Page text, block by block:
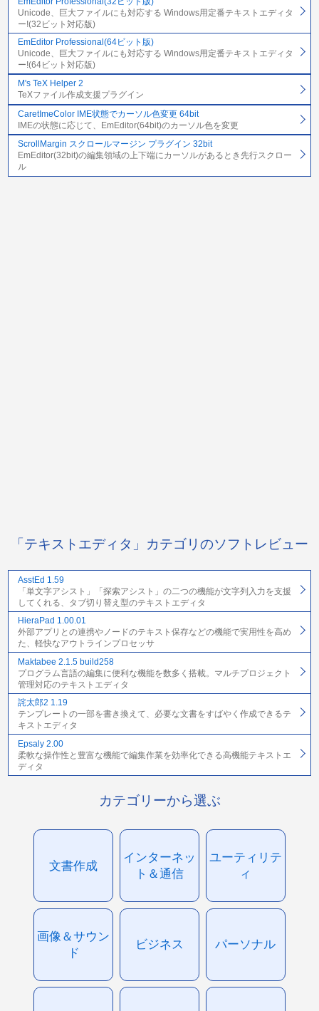
Unicode、巨大ファイルにも対応する Windows用定番テキストエディタ
ー!(32ビット対応版)
EmEditor Professional(64ビット版)
Unicode、巨大ファイルにも対応する Windows用定番テキストエディタ
ー!(64ビット対応版)
M's TeX Helper 2
TeXファイル作成支援プラグイン
CaretImeColor IME状態でカーソル色変更 64bit
IMEの状態に応じて、EmEditor(64bit)のカーソル色を変更
ScrollMargin スクロールマージン プラグイン 32bit
EmEditor(32bit)の編集領域の上下端にカーソルがあるとき先行スクロー
ル
「テキストエディタ」カテゴリのソフトレビュー
AsstEd 1.59
「単文字アシスト」「探索アシスト」の二つの機能が文字列入力を支援
してくれる、タブ切り替え型のテキストエディタ
HieraPad 1.00.01
外部アプリとの連携やノードのテキスト保存などの機能で実用性を高め
た、軽快なアウトラインプロセッサ
Maktabee 2.1.5 build258
プログラム言語の編集に便利な機能を数多く搭載。マルチプロジェクト
管理対応のテキストエディタ
詫太郎2 1.19
テンプレートの一部を書き換えて、必要な文書をすばやく作成できるテ
キストエディタ
Epsaly 2.00
柔軟な操作性と豊富な機能で編集作業を効率化できる高機能テキストエ
ディタ
カテゴリーから選ぶ
文書作成
インターネッ
ト＆通信
ユーティリテ
ィ
画像＆サウン
ド
ビジネス パーソナル